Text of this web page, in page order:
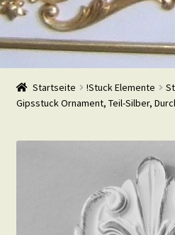
Navigation
Zum
Inhalt
Start
Shop
Warenkorb
Startseite !Stuck Elemente
Gipsstuck Ornament, Teil-Silber,